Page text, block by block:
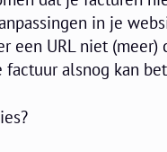
in je
een URL niet
alsnog kan